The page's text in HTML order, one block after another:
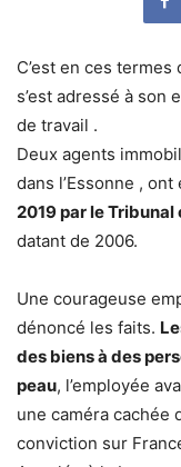
C’est en ces termes
s’est adressé à son
de travail .
Deux agents
dans l’Essonne , ont
2019 par le
datant de 2006.
Une courageuse
dénoncé les faits.
des biens à des
peau, l’employée
une caméra cachée
conviction sur